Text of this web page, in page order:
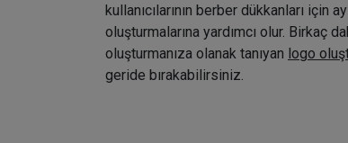
kullanıcılarının berber dükkanları için
oluşturmalarına yardımcı olur. Birkaç
oluşturmanıza olanak tanıyan logo
geride bırakabilirsiniz.